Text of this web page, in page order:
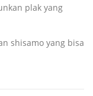
plak yang
shisamo yang bisa